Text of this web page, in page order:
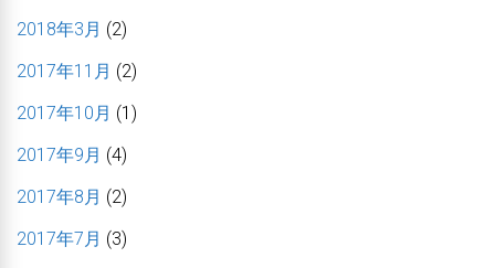
2018年3月 (2)
2017年11月 (2)
2017年10月 (1)
2017年9月 (4)
2017年8月 (2)
2017年7月 (3)